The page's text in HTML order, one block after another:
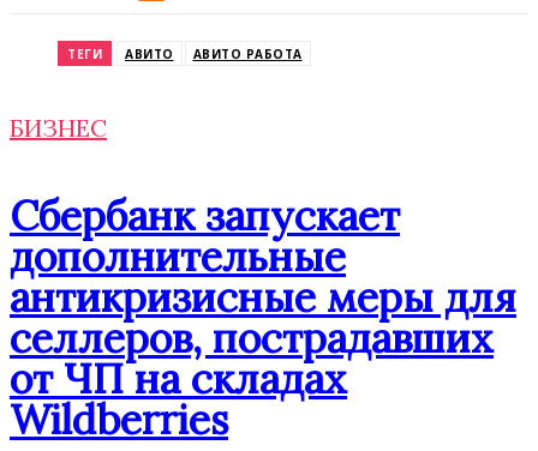
ТЕГИ АВИТО АВИТО РАБОТА
БИЗНЕС
Сбербанк запускает
дополнительные
антикризисные меры для
селлеров, пострадавших
от ЧП на складах
Wildberries